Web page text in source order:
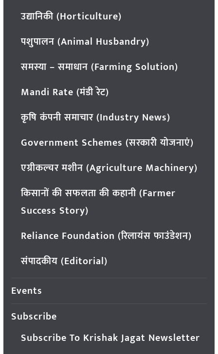
उद्यानिकी (Horticulture)
पशुपालन (Animal Husbandry)
समस्या – समाधान (Farming Solution)
Mandi Rate (मंडी रेट)
कृषि कंपनी समाचार (Industry News)
Government Schemes (सरकारी योजनाएं)
एग्रीकल्चर मशीन (Agriculture Machinery)
किसानों की सफलता की कहानी (Farmer
Success Story)
Reliance Foundation (रिलायंस फाउंडेशन)
संपादकीय (Editorial)
Events
Subscribe
Subscribe To Krishak Jagat Newsletter